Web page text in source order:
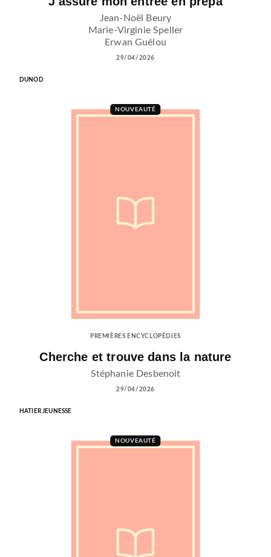
Jean-Noël Beury
Marie-Virginie Speller
Erwan Guélou
29/04/2026
DUNOD
NOUVEAUTÉ
PREMIÈRES ENCYCLOPÉDIES
Cherche et trouve dans la nature
Stéphanie Desbenoit
29/04/2026
HATIER JEUNESSE
NOUVEAUTÉ